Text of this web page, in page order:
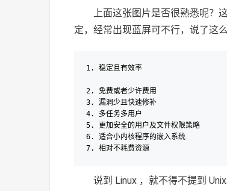
上面这张图片是否很熟悉呢？
定，经常出现蓝屏可不行，说了这
1. 稳定且有效率
2. 免费或者少许费用
3. 漏洞少且快速修补
4. 多任务多用户
5. 更加安全的用户及文件权限策略
6. 适合小内核程序的嵌入系统
说到 Linux ，就不得不提到